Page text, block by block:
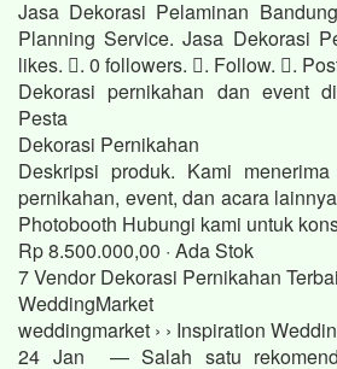
Jasa Dekorasi Pelaminan
Planning Service. Jasa Dekorasi
likes. 󱞋. 0 followers. 󱙶. Follow. 󰟝.
Dekorasi pernikahan dan event
Pesta
Dekorasi Pernikahan
Deskripsi produk. Kami
pernikahan, event, dan acara
Photobooth Hubungi kami untuk
Rp 8.500.000,00 · ‎Ada Stok
7 Vendor Dekorasi Pernikahan
WeddingMarket
weddingmarket › › Inspiration
24 Jan — Salah satu